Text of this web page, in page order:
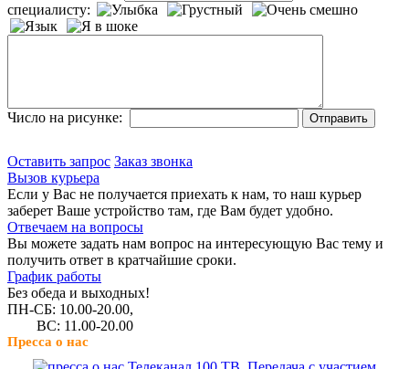
специалисту:
Число на рисунке:
Оставить запрос Заказ звонка
Вызов курьера
Если у Вас не получается приехать к нам, то наш курьер
заберет Ваше устройство там, где Вам будет удобно.
Отвечаем на вопросы
Вы можете задать нам вопрос на интересующую Вас тему и
получить ответ в кратчайшие сроки.
График работы
Без обеда и выходных!
ПН-СБ: 10.00-20.00,
ВС: 11.00-20.00
Пресса о нас